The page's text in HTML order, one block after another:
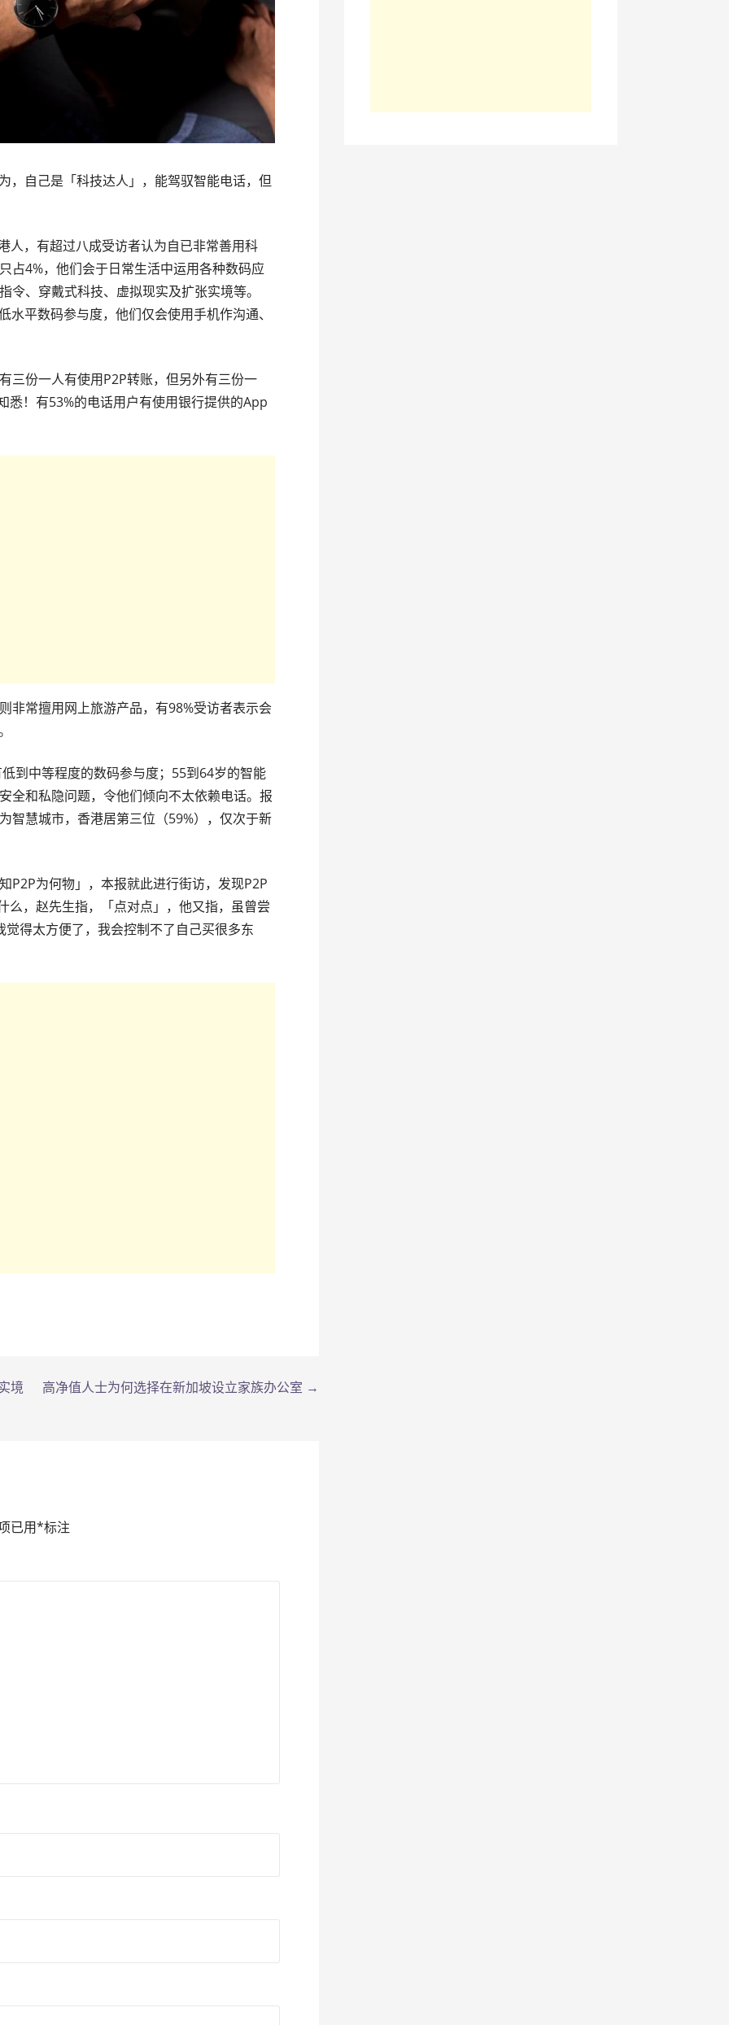
，自己是「科技达人」，能驾驭智能电话，但
人，有超过八成受访者认为自已非常善用科
占4%，他们会于日常生活中运用各种数码应
令、穿戴式科技、虚拟现实及扩张实境等。
平数码参与度，他们仅会使用手机作沟通、
三份一人有使用P2P转账，但另外有三份一
悉！有53%的电话用户有使用银行提供的App
非常擅用网上旅游产品，有98%受访者表示会
到中等程度的数码参与度；55到64岁的智能
全和私隐问题，令他们倾向不太依赖电话。报
智慧城市，香港居第三位（59%），仅次于新
P2P为何物」，本报就此进行街访，发现P2P
么，赵先生指，「点对点」，他又指，虽曾尝
得太方便了，我会控制不了自己买很多东
境 高净值人士为何选择在新加坡设立家族办公室 →
已用*标注